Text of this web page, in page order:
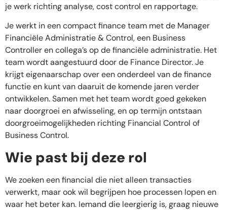
je werk richting analyse, cost control en rapportage.
Je werkt in een compact finance team met de Manager
Financiële Administratie & Control, een Business
Controller en collega’s op de financiële administratie. Het
team wordt aangestuurd door de Finance Director. Je
krijgt eigenaarschap over een onderdeel van de finance
functie en kunt van daaruit de komende jaren verder
ontwikkelen. Samen met het team wordt goed gekeken
naar doorgroei en afwisseling, en op termijn ontstaan
doorgroeimogelijkheden richting Financial Control of
Business Control.
Wie past bij deze rol
We zoeken een financial die niet alleen transacties
verwerkt, maar ook wil begrijpen hoe processen lopen en
waar het beter kan. Iemand die leergierig is, graag nieuwe